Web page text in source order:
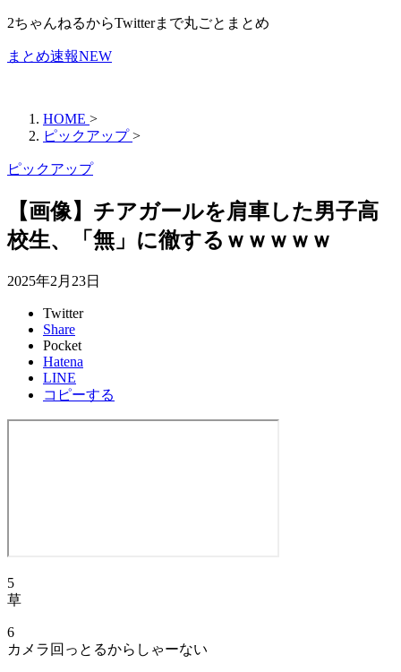
2ちゃんねるからTwitterまで丸ごとまとめ
まとめ速報NEW
HOME >
ピックアップ >
ピックアップ
【画像】チアガールを肩車した男子高
校生、「無」に徹するｗｗｗｗｗ
2025年2月23日
Twitter
Share
Pocket
Hatena
LINE
コピーする
5
草
6
カメラ回っとるからしゃーない